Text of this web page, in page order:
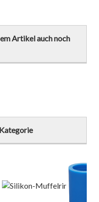
Artikel auch noch